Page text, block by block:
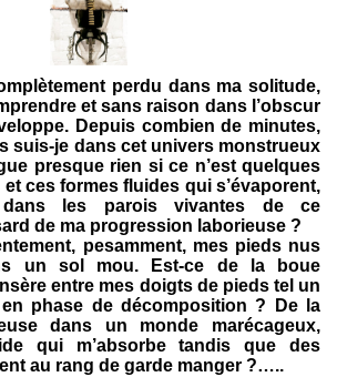
perdu dans ma solitude,
et sans raison dans l’obscur
Depuis combien de minutes,
suis-je dans cet univers monstrueux
presque rien si ce n’est quelques
ces formes fluides qui s’évaporent,
dans les parois vivantes de ce
de ma progression laborieuse ?
pesamment, mes pieds nus
un sol mou. Est-ce de la boue
entre mes doigts de pieds tel un
en phase de décomposition ? De la
dans un monde marécageux,
qui m’absorbe tandis que des
au rang de garde manger ?…..